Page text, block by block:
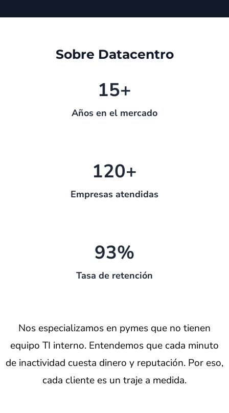
Sobre Datacentro
15+
Años en el mercado
120+
Empresas atendidas
93%
Tasa de retención
Nos especializamos en pymes que no tienen
equipo TI interno. Entendemos que cada minuto
de inactividad cuesta dinero y reputación. Por eso,
cada cliente es un traje a medida.